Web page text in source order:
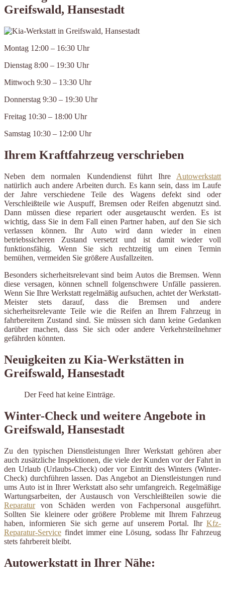
Greifswald, Hansestadt
Montag 12:00 – 16:30 Uhr
Dienstag 8:00 – 19:30 Uhr
Mittwoch 9:30 – 13:30 Uhr
Donnerstag 9:30 – 19:30 Uhr
Freitag 10:30 – 18:00 Uhr
Samstag 10:30 – 12:00 Uhr
Ihrem Kraftfahrzeug verschrieben
Neben dem normalen Kundendienst führt Ihre Autowerkstatt
natürlich auch andere Arbeiten durch. Es kann sein, dass im Laufe
der Jahre verschiedene Teile des Wagens defekt sind oder
Verschleißteile wie Auspuff, Bremsen oder Reifen abgenutzt sind.
Dann müssen diese repariert oder ausgetauscht werden. Es ist
wichtig, dass Sie in dem Fall einen Partner haben, auf den Sie sich
verlassen können. Ihr Auto wird dann wieder in einen
betriebssicheren Zustand versetzt und ist damit wieder voll
funktionsfähig. Wenn Sie sich rechtzeitig um einen Termin
bemühen, vermeiden Sie größere Ausfallzeiten.
Besonders sicherheitsrelevant sind beim Autos die Bremsen. Wenn
diese versagen, können schnell folgenschwere Unfälle passieren.
Wenn Sie Ihre Werkstatt regelmäßig aufsuchen, achtet der Werkstatt-
Meister stets darauf, dass die Bremsen und andere
sicherheitsrelevante Teile wie die Reifen an Ihrem Fahrzeug in
fahrbereitem Zustand sind. Sie müssen sich dann keine Gedanken
darüber machen, dass Sie sich oder andere Verkehrsteilnehmer
gefährden könnten.
Neuigkeiten zu Kia-Werkstätten in
Greifswald, Hansestadt
Der Feed hat keine Einträge.
Winter-Check und weitere Angebote in
Greifswald, Hansestadt
Zu den typischen Dienstleistungen Ihrer Werkstatt gehören aber
auch zusätzliche Inspektionen, die viele der Kunden vor der Fahrt in
den Urlaub (Urlaubs-Check) oder vor Eintritt des Winters (Winter-
Check) durchführen lassen. Das Angebot an Dienstleistungen rund
ums Auto ist in Ihrer Werkstatt also sehr umfangreich. Regelmäßige
Wartungsarbeiten, der Austausch von Verschleißteilen sowie die
Reparaturvon Schäden werden von Fachpersonal ausgeführt.
Sollten Sie kleinere oder größere Probleme mit Ihrem Fahrzeug
haben, informieren Sie sich gerne auf unserem Portal. Ihr Kfz-
Reparatur-Service findet immer eine Lösung, sodass Ihr Fahrzeug
stets fahrbereit bleibt.
Autowerkstatt in Ihrer Nähe: